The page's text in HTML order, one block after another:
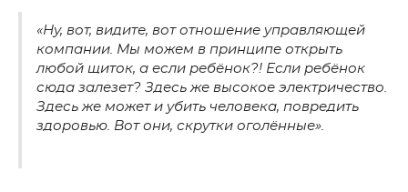
«Ну, вот, видите, вот отношение управляющей
компании. Мы можем в принципе открыть
любой щиток, а если ребёнок?! Если ребёнок
сюда залезет? Здесь же высокое электричество.
Здесь же может и убить человека, повредить
здоровью. Вот они, скрутки оголённые».